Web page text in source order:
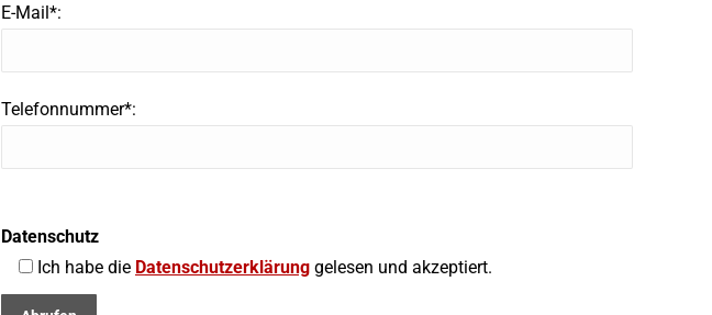
E-Mail*:
Telefonnummer*:
Datenschutz
Ich habe die Datenschutzerklärung gelesen und akzeptiert.